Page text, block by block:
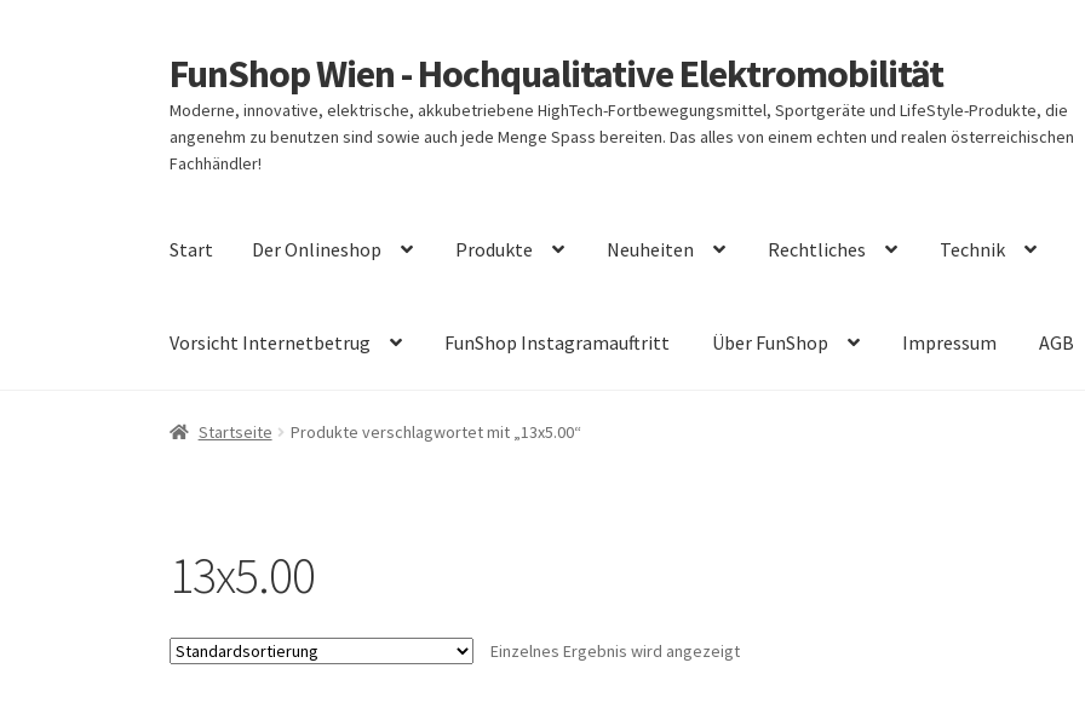
Zur
Navigation
springen
Zum
Inhalt
springen
FunShop Wien - Hochqualitative Elektromobilität
Moderne, innovative, elektrische, akkubetriebene HighTech-Fortbewegungsmittel, Sportgeräte und LifeStyle-Produkte, die
angenehm zu benutzen sind sowie auch jede Menge Spass bereiten. Das alles von einem echten und realen österreichischen
Fachhändler!
Start Der Onlineshop Produkte Neuheiten Rechtliches Technik
Vorsicht Internetbetrug FunShop Instagramauftritt Über FunShop Impressum AGB
Startseite Produkte verschlagwortet mit „13x5.00“
13x5.00
Einzelnes Ergebnis wird angezeigt